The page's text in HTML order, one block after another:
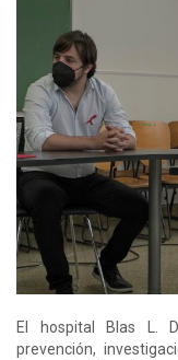
El hospital Blas L.
prevención,